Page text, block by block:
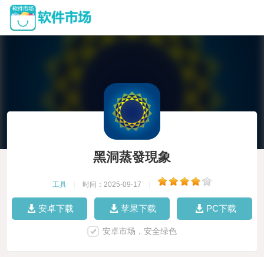
黑洞蒸發現象
工具 时间：2025-09-17
安卓下载 苹果下载 PC下载
安卓市场，安全绿色